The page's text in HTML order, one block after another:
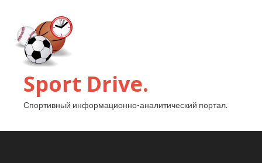
Sport Drive.
Спортивный информационно-аналитический портал.